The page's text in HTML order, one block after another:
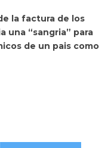
la factura de los
una “sangria” para
de un pais como